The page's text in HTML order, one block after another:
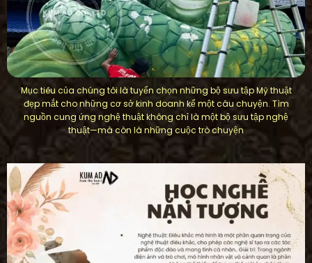
Mục tiêu của chúng tôi là tuyển chọn những bộ sưu tập Mỹ thuật
đẹp mắt cho những cơ sở kinh doanh kể một câu chuyện. Tìm
nguồn cung ứng nghệ thuật không chỉ là một bộ sưu tập nghệ
thuật—mà còn là những cuộc trò chuyện